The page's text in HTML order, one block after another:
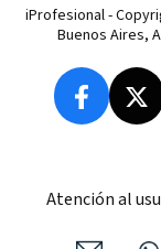
iProfesional -
Buenos Aires,
Atención al